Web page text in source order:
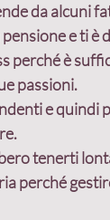
Stili
da alcuni
e ti è
perché è
passioni.
e quindi
tenerti
perché